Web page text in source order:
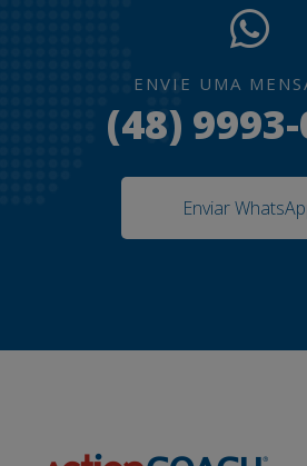
ENVIE UMA
(48)
Enviar